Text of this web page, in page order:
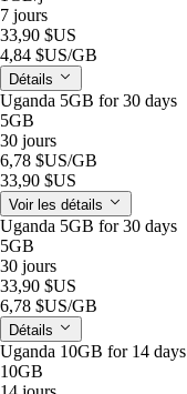
7 jours
33,90 $US
4,84 $US/GB
Détails
Uganda 5GB for 30 days
5GB
30 jours
6,78 $US/GB
33,90 $US
Voir les détails
Uganda 5GB for 30 days
5GB
30 jours
33,90 $US
6,78 $US/GB
Détails
Uganda 10GB for 14 days
10GB